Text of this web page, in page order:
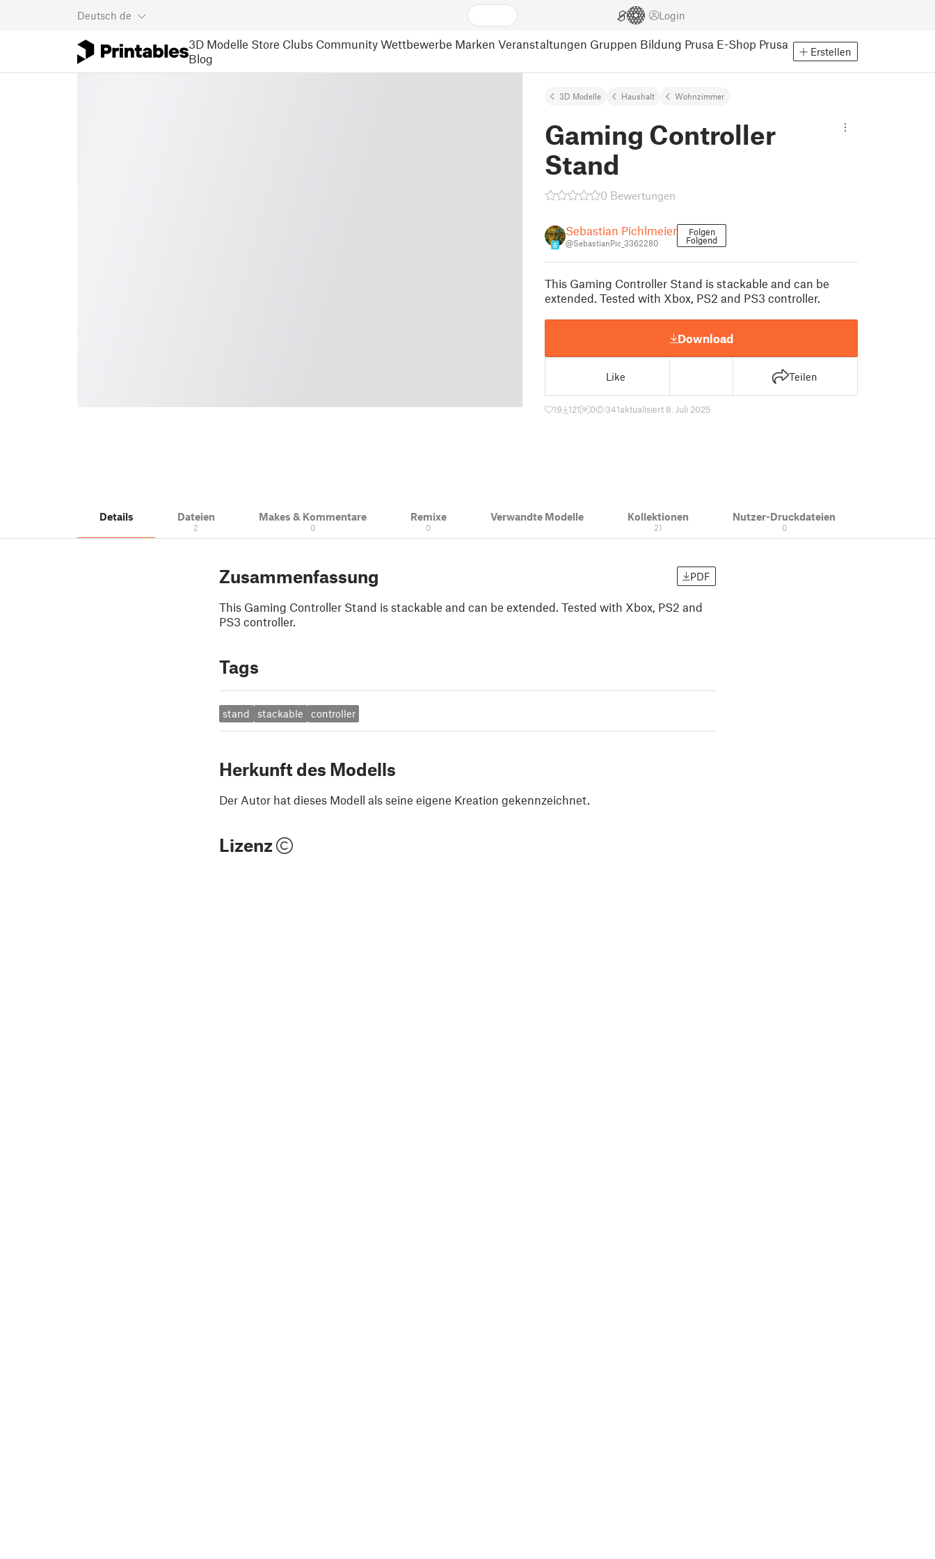
Deutsch de Login
3D Modelle Store Clubs Community Wettbewerbe Marken Veranstaltungen Gruppen Bildung Prusa E-Shop Prusa
Blog
Erstellen
3D Modelle Haushalt Wohnzimmer
Gaming Controller
Stand
0 Bewertungen
6
Sebastian Pichlmeier
@SebastianPic_3362280
Folgen
Folgend
This Gaming Controller Stand is stackable and can be
extended. Tested with Xbox, PS2 and PS3 controller.
Download
Like Teilen
19 121 0 341aktualisiert 8. Juli 2025
Details Dateien
2
Makes & Kommentare
0
Remixe
0
Verwandte Modelle Kollektionen
21
Nutzer-Druckdateien
0
Zusammenfassung PDF
This Gaming Controller Stand is stackable and can be extended. Tested with Xbox, PS2 and
PS3 controller.
Tags
stand stackable controller
Herkunft des Modells
Der Autor hat dieses Modell als seine eigene Kreation gekennzeichnet.
Lizenz